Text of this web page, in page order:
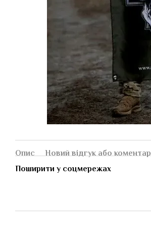
Опис
Новий відгук або коментар
Поширити у соцмережах